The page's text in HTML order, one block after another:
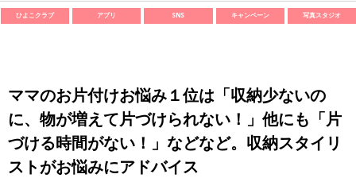
ひよこクラブ アプリ SNS キャンペーン 写真スタジオ
ママのお片付けお悩み１位は「収納少ないの
に、物が増えて片づけられない！」他にも「片
づける時間がない！」などなど。収納スタイリ
ストがお悩みにアドバイス